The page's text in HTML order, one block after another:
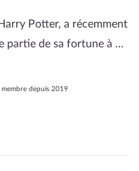
Potter, a récemment
partie de sa fortune à …
membre depuis 2019